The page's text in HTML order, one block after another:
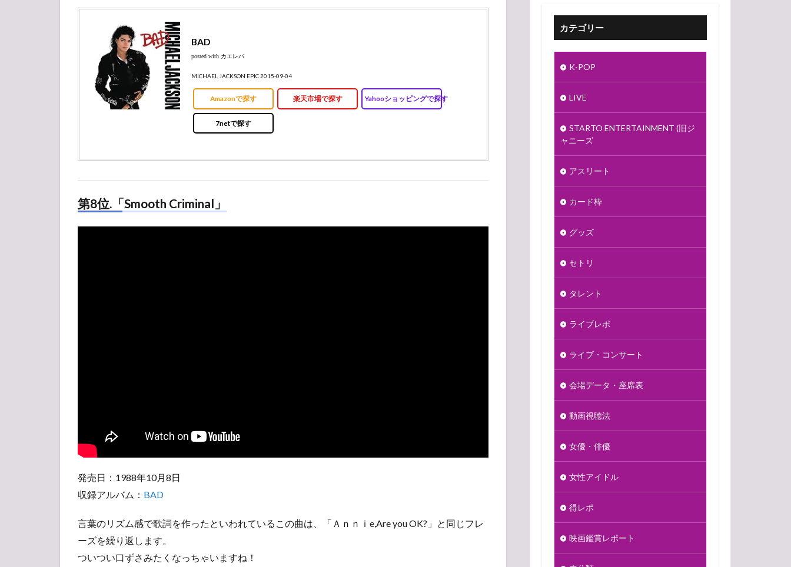
BAD
posted with カエレバ
MICHAEL JACKSON EPIC 2015-09-04
Amazonで探す 楽天市場で探す Yahooショッピングで探す
7netで探す
第8位.「Smooth Criminal」
発売日：1988年10月8日
収録アルバム： BAD
言葉のリズム感で歌詞を作ったといわれているこの曲は、「Ａｎｎｉe,Are you OK?」と同じフレ
ーズを繰り返します。
ついつい口ずさみたくなっちゃいますね！
カテゴリー
K-POP
LIVE
STARTO ENTERTAINMENT (旧ジ
ャニーズ
アスリート
カード枠
グッズ
セトリ
タレント
ライブレポ
ライブ・コンサート
会場データ・座席表
動画視聴法
女優・俳優
女性アイドル
得レポ
映画鑑賞レポート